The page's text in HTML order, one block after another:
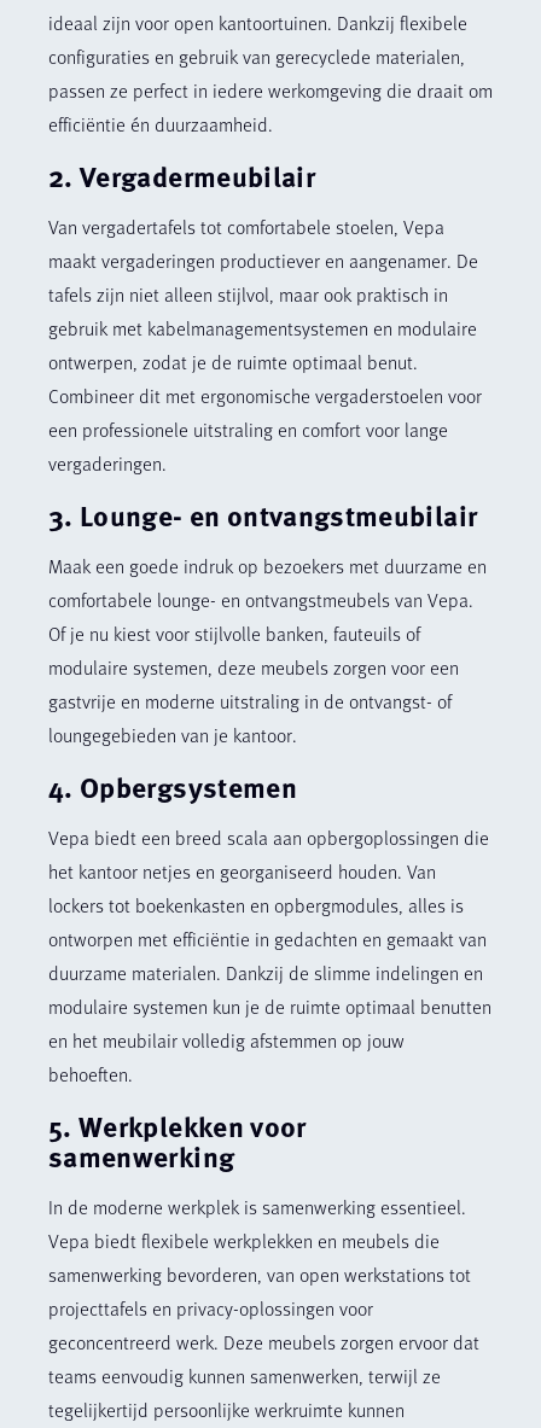
ideaal zijn voor open kantoortuinen. Dankzij flexibele
configuraties en gebruik van gerecyclede materialen,
passen ze perfect in iedere werkomgeving die draait om
efficiëntie én duurzaamheid.
2. Vergadermeubilair
Van vergadertafels tot comfortabele stoelen, Vepa
maakt vergaderingen productiever en aangenamer. De
tafels zijn niet alleen stijlvol, maar ook praktisch in
gebruik met kabelmanagementsystemen en modulaire
ontwerpen, zodat je de ruimte optimaal benut.
Combineer dit met ergonomische vergaderstoelen voor
een professionele uitstraling en comfort voor lange
vergaderingen.
3. Lounge- en ontvangstmeubilair
Maak een goede indruk op bezoekers met duurzame en
comfortabele lounge- en ontvangstmeubels van Vepa.
Of je nu kiest voor stijlvolle banken, fauteuils of
modulaire systemen, deze meubels zorgen voor een
gastvrije en moderne uitstraling in de ontvangst- of
loungegebieden van je kantoor.
4. Opbergsystemen
Vepa biedt een breed scala aan opbergoplossingen die
het kantoor netjes en georganiseerd houden. Van
lockers tot boekenkasten en opbergmodules, alles is
ontworpen met efficiëntie in gedachten en gemaakt van
duurzame materialen. Dankzij de slimme indelingen en
modulaire systemen kun je de ruimte optimaal benutten
en het meubilair volledig afstemmen op jouw
behoeften.
5. Werkplekken voor
samenwerking
In de moderne werkplek is samenwerking essentieel.
Vepa biedt flexibele werkplekken en meubels die
samenwerking bevorderen, van open werkstations tot
projecttafels en privacy-oplossingen voor
geconcentreerd werk. Deze meubels zorgen ervoor dat
teams eenvoudig kunnen samenwerken, terwijl ze
tegelijkertijd persoonlijke werkruimte kunnen